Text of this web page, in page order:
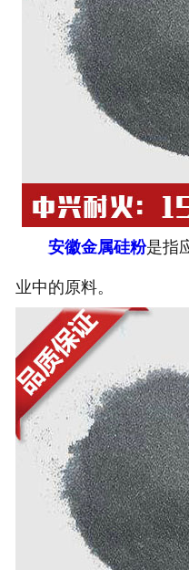
安徽金属硅粉是指
业中的原料。